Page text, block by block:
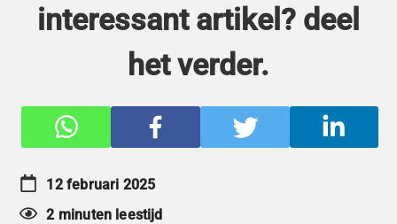
interessant artikel? deel
het verder.
12 februari 2025
2 minuten leestijd